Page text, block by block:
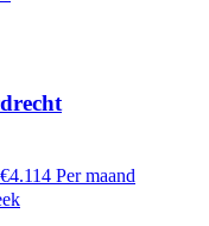
Per maand